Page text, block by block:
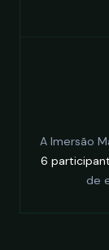
A Imersão
6
de